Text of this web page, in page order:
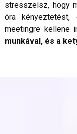
stresszelsz, hogy
óra
meetingre kellene
munkával, és a